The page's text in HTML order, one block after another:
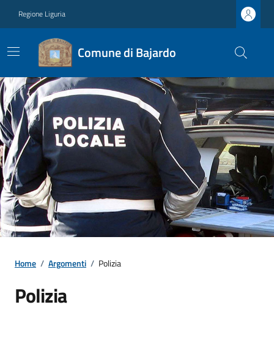
Regione Liguria
Comune di Bajardo
Home / Argomenti / Polizia
Polizia